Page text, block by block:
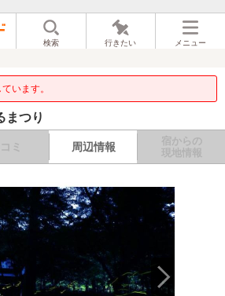
検索 行きたい メニュー
います。
つり
ミ 周辺情報
宿からの
現地情報